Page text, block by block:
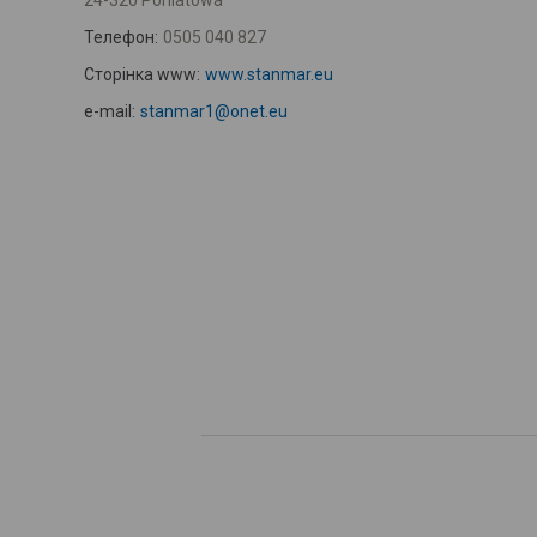
Телефон: 0505 040 827
Сторінка www: www.stanmar.eu
e-mail: stanmar1@onet.eu